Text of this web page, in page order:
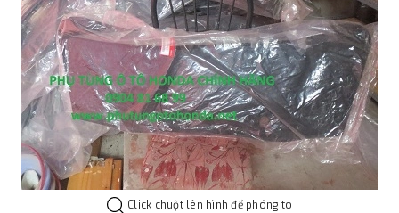
Click chuột lên hình để phóng to